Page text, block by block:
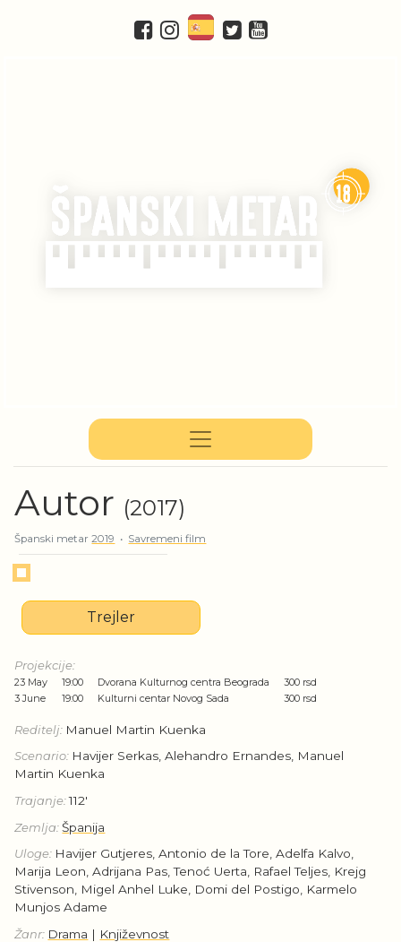
Autor (2017)
Španski metar2019 • Savremeni film
Trejler
Projekcije:
23 May 19:00 Dvorana Kulturnog centra Beograda
300 rsd
3 June
19:00 Kulturni centar Novog Sada 300 rsd
Reditelj: Manuel Martin Kuenka
Scenario: Havijer Serkas, Alehandro Ernandes, Manuel
Martin Kuenka
Trajanje:112'
Zemlja:Španija
Uloge: Havijer Gutjeres, Antonio de la Tore, Adelfa Kalvo,
Marija Leon, Adrijana Pas, Tenoć Uerta, Rafael Teljes, Krejg
Stivenson, Migel Anhel Luke, Domi del Postigo, Karmelo
Munjos Adame
Žanr: Drama | Književnost